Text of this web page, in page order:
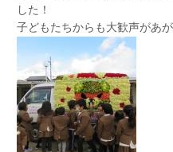
した！
子どもたちからも大歓声があが